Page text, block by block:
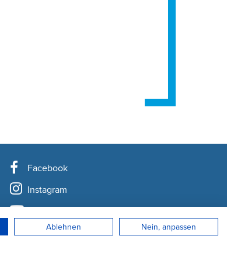
Facebook
Instagram
YouTube
LinkedInAblehnen Nein, anpassen